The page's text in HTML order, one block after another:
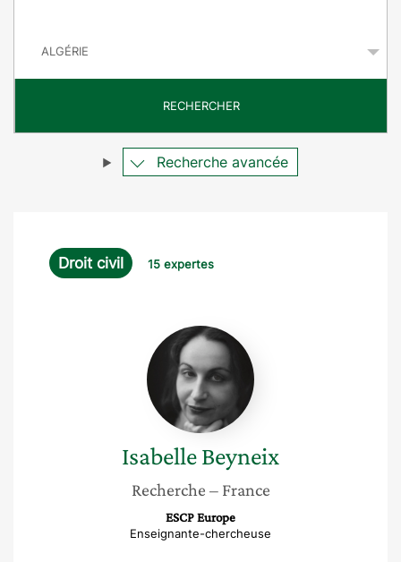
ê
e
RECHERCHER
Recherche avancée
Droit civil 15 expertes
Isabelle
Beyneix
IsabelleBeyneix
Recherche – France
ESCP Europe
Enseignante-chercheuse